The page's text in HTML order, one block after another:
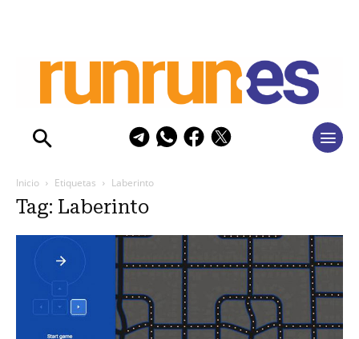
Inicio Etiquetas Laberinto
Tag: Laberinto